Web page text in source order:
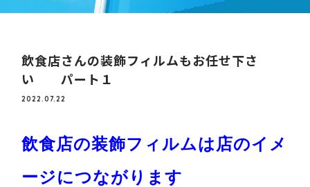
飲食店さんの装飾フィルムもお任せ下さ
い パート１
2022.07.22
飲食店の装飾フィルムは店のイメ
ージにつながります